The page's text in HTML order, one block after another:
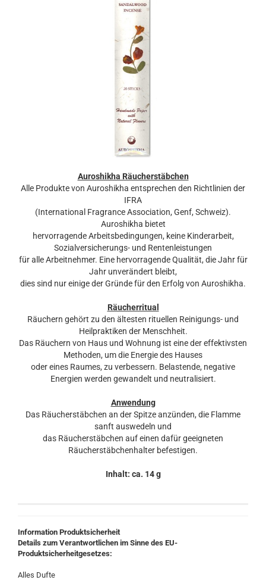
Auroshikha Räucherstäbchen
Alle Produkte von Auroshikha entsprechen den Richtlinien der
IFRA
(International Fragrance Association, Genf, Schweiz).
Auroshikha bietet
hervorragende Arbeitsbedingungen, keine Kinderarbeit,
Sozialversicherungs- und Rentenleistungen
für alle Arbeitnehmer. Eine hervorragende Qualität, die Jahr für
Jahr unverändert bleibt,
dies sind nur einige der Gründe für den Erfolg von Auroshikha.
Räucherritual
Räuchern gehört zu den ältesten rituellen Reinigungs- und
Heilpraktiken der Menschheit.
Das Räuchern von Haus und Wohnung ist eine der effektivsten
Methoden, um die Energie des Hauses
oder eines Raumes, zu verbessern. Belastende, negative
Energien werden gewandelt und neutralisiert.
Anwendung
Das Räucherstäbchen an der Spitze anzünden, die Flamme
sanft auswedeln und
das Räucherstäbchen auf einen dafür geeigneten
Räucherstäbchenhalter befestigen.
Inhalt: ca. 14 g
Information Produktsicherheit
Details zum Verantwortlichen im Sinne des EU-
Produktsicherheitgesetzes:
Alles Dufte